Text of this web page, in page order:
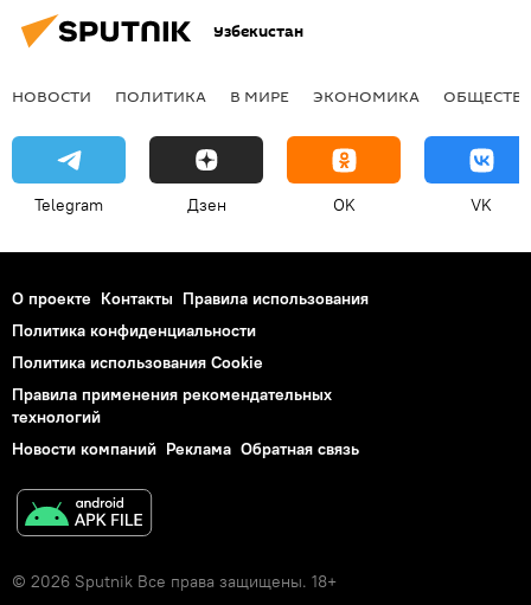
Узбекистан
НОВОСТИ ПОЛИТИКА В МИРЕ ЭКОНОМИКА
Telegram Дзен OK VK
О проекте Контакты Правила использования
Политика конфиденциальности
Политика использования Cookie
Правила применения рекомендательных
технологий
Новости компаний Реклама Обратная связь
© 2026 Sputnik Все права защищены. 18+